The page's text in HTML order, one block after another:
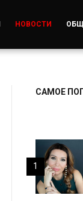
НОВОСТИ
САМОЕ
1